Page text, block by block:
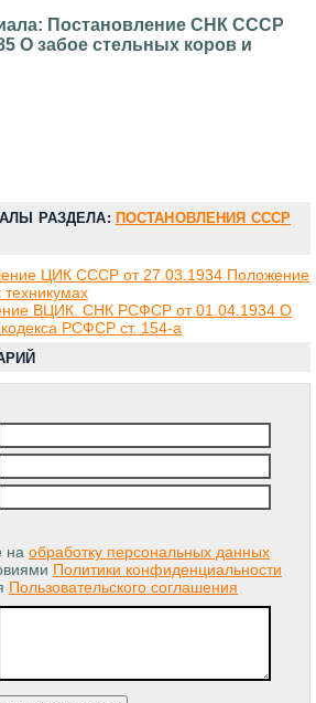
Постановление СНК СССР
О забое стельных коров и
РАЗДЕЛА: ПОСТАНОВЛЕНИЯ СССР
ЦИК СССР от 27.03.1934 Положение
техникумах
ВЦИК. СНК РСФСР от 01.04.1934 О
РСФСР ст. 154-а
на обработку персональных данных
Политики конфиденциальности
Пользовательского соглашения